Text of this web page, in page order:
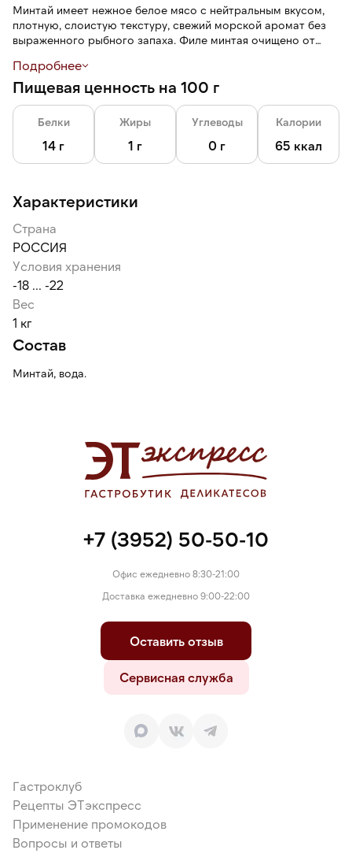
Минтай имеет нежное белое мясо с нейтральным вкусом,
плотную, слоистую текстуру, свежий морской аромат без
выраженного рыбного запаха. Филе минтая очищено от
Глазурь 5% защищает от воздействий окружающей среды:
заветривания, механических повреждений, помогает
сохранить свежесть и вкус на протяжении всего срока
годности.
Подробнее
Пищевая ценность на 100 г
Белки
14 г
Жиры
1 г
Углеводы
0 г
Калории
65 ккал
Характеристики
Страна
РОССИЯ
Условия хранения
-18 ... -22
Вес
1 кг
Состав
Минтай, вода.
+7 (3952) 50-50-10
Офис ежедневно 8:30-21:00
Доставка ежедневно 9:00-22:00
Оставить отзыв
Сервисная служба
Гастроклуб
Рецепты ЭТэкспресс
Применение промокодов
Вопросы и ответы